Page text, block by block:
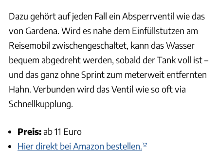
Dazu gehört auf jeden Fall ein Absperrventil wie das
von Gardena. Wird es nahe dem Einfüllstutzen am
Reisemobil zwischengeschaltet, kann das Wasser
bequem abgedreht werden, sobald der Tank voll ist –
und das ganz ohne Sprint zum meterweit entfernten
Hahn. Verbunden wird das Ventil wie so oft via
Schnellkupplung.
Preis:ab 11 Euro
Hier direkt bei Amazon bestellen.